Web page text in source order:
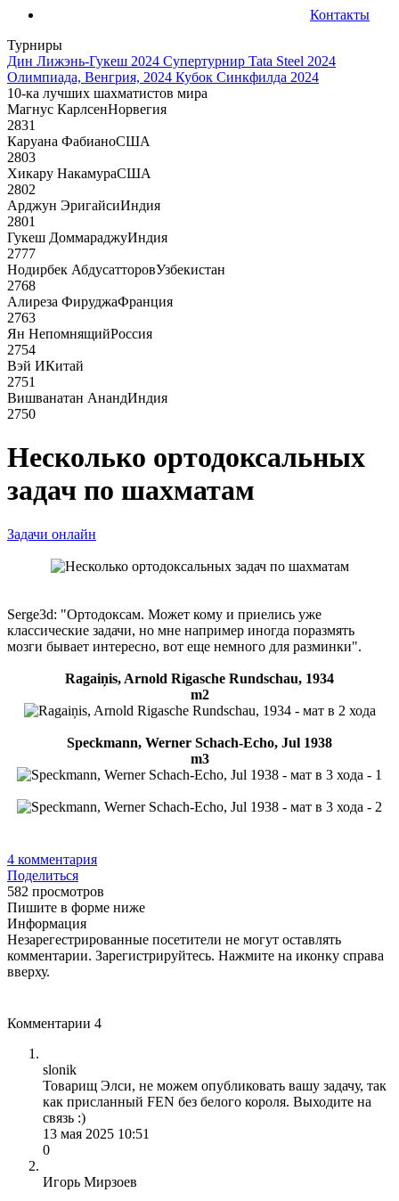
Контакты
Турниры
Дин Лижэнь-Гукеш 2024 Супертурнир Tata Steel 2024
Олимпиада, Венгрия, 2024 Кубок Синкфилда 2024
10-ка лучших шахматистов мира
Магнус КарлсенНорвегия
2831
Каруана ФабианоСША
2803
Хикару НакамураСША
2802
Арджун ЭригайсиИндия
2801
Гукеш ДоммараджуИндия
2777
Нодирбек АбдусатторовУзбекистан
2768
Алиреза ФируджаФранция
2763
Ян НепомнящийРоссия
2754
Вэй ИКитай
2751
Вишванатан АнандИндия
2750
Несколько ортодоксальных
задач по шахматам
Задачи онлайн
Serge3d: "Ортодоксам. Может кому и приелись уже
классические задачи, но мне например иногда поразмять
мозги бывает интересно, вот еще немного для разминки".
Ragaiņis, Arnold Rigasche Rundschau, 1934
m2
Speckmann, Werner Schach-Echo, Jul 1938
m3
4 комментария
Поделиться
582 просмотров
Пишите в форме ниже
Информация
Незарегестрированные посетители не могут оставлять
комментарии. Зарегистрируйтесь. Нажмите на иконку справа
вверху.
Комментарии 4
slonik
Товарищ Элси, не можем опубликовать вашу задачу, так
как присланный FEN без белого короля. Выходите на
связь :)
13 мая 2025 10:51
0
Игорь Мирзоев